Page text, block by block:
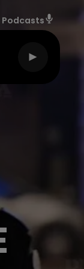
Podcasts